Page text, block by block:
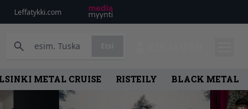
Leffatykki.com
METAL CRUISE RISTEILY BLACK METAL